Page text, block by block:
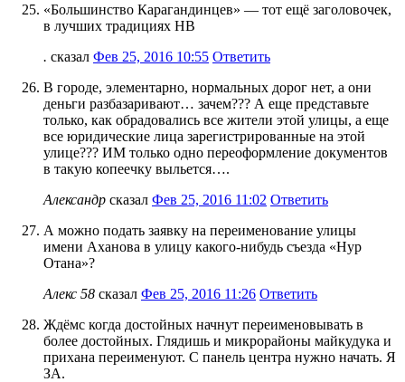
«Большинство Карагандинцев» — тот ещё заголовочек,
в лучших традициях НВ
. сказал Фев 25, 2016 10:55 Ответить
В городе, элементарно, нормальных дорог нет, а они
деньги разбазаривают… зачем??? А еще представьте
только, как обрадовались все жители этой улицы, а еще
все юридические лица зарегистрированные на этой
улице??? ИМ только одно переоформление документов
в такую копеечку выльется….
Александр сказал Фев 25, 2016 11:02 Ответить
А можно подать заявку на переименование улицы
имени Аханова в улицу какого-нибудь съезда «Нур
Отана»?
Алекс 58 сказал Фев 25, 2016 11:26 Ответить
Ждёмс когда достойных начнут переименовывать в
более достойных. Глядишь и микрорайоны майкудука и
прихана переименуют. С панель центра нужно начать. Я
ЗА.